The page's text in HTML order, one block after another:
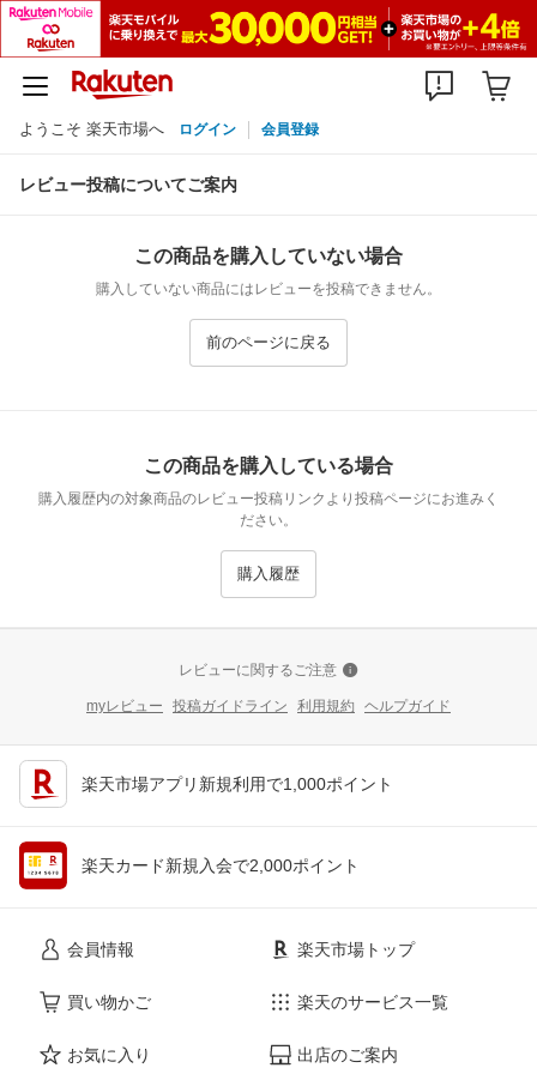
ようこそ 楽天市場へ ログイン 会員登録
レビュー投稿についてご案内
この商品を購入していない場合
購入していない商品にはレビューを投稿できません。
前のページに戻る
この商品を購入している場合
購入履歴内の対象商品のレビュー投稿リンクより投稿ページにお進みく
ださい。
購入履歴
レビューに関するご注意
myレビュー 投稿ガイドライン 利用規約 ヘルプガイド
楽天市場アプリ新規利用で1,000ポイント
楽天カード新規入会で2,000ポイント
会員情報
買い物かご
お気に入り
楽天市場トップ
楽天のサービス一覧
出店のご案内